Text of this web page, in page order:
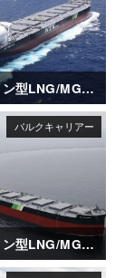
21万1千トン型LNG/MGO 二元燃料ばら積み運搬船「SG HORIZON」
21万1千トン型LNG/MGO 二元燃料ばら積み運搬船「SG SUNRISE」